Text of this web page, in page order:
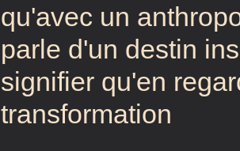
qu'avec un
parle d'un destin
signifier qu'en
transformation